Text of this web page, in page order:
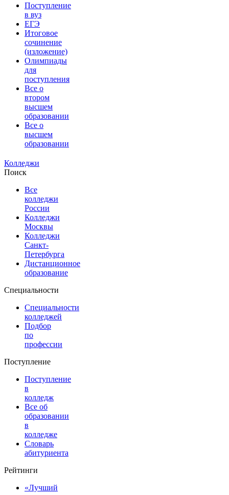
Поступление
в вуз
ЕГЭ
Итоговое
сочинение
(изложение)
Олимпиады
для
поступления
Все о
втором
высшем
образовании
Все о
высшем
образовании
Колледжи
Поиск
Все
колледжи
России
Колледжи
Москвы
Колледжи
Санкт-
Петербурга
Дистанционное
образование
Специальности
Специальности
колледжей
Подбор
по
профессии
Поступление
Поступление
в
колледж
Все об
образовании
в
колледже
Словарь
абитуриента
Рейтинги
«Лучший